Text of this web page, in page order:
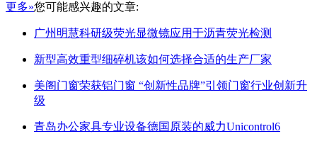
更多»您可能感兴趣的文章:
广州明慧科研级荧光显微镜应用于沥青荧光检测
新型高效重型细碎机该如何选择合适的生产厂家
美阁门窗荣获铝门窗 “创新性品牌”引领门窗行业创新升
级
青岛办公家具专业设备德国原装的威力Unicontrol6